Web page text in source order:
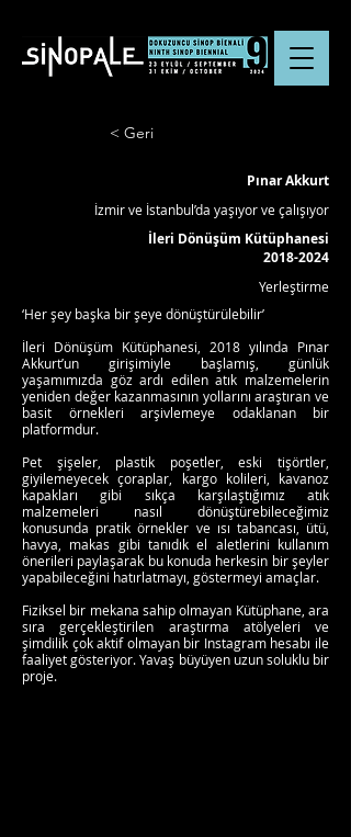
< Geri
Pınar Akkurt
İzmir ve İstanbul’da yaşıyor ve çalışıyor
İleri Dönüşüm Kütüphanesi
2018-2024
Yerleştirme
‘Her şey başka bir şeye dönüştürülebilir’
İleri Dönüşüm Kütüphanesi, 2018 yılında Pınar
Akkurt’un girişimiyle başlamış, günlük
yaşamımızda göz ardı edilen atık malzemelerin
yeniden değer kazanmasının yollarını araştıran ve
basit örnekleri arşivlemeye odaklanan bir
platformdur.
Pet şişeler, plastik poşetler, eski tişörtler,
giyilemeyecek çoraplar, kargo kolileri, kavanoz
kapakları gibi sıkça karşılaştığımız atık
malzemeleri nasıl dönüştürebileceğimiz
konusunda pratik örnekler ve ısı tabancası, ütü,
havya, makas gibi tanıdık el aletlerini kullanım
önerileri paylaşarak bu konuda herkesin bir şeyler
yapabileceğini hatırlatmayı, göstermeyi amaçlar.
Fiziksel bir mekana sahip olmayan Kütüphane, ara
sıra gerçekleştirilen araştırma atölyeleri ve
şimdilik çok aktif olmayan bir Instagram hesabı ile
faaliyet gösteriyor. Yavaş büyüyen uzun soluklu bir
proje.